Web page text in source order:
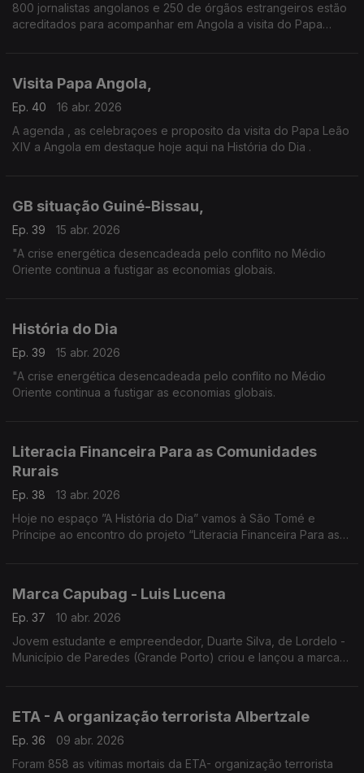
800 jornalistas angolanos e 250 de órgãos estrangeiros estão
acreditados para acompanhar em Angola a visita do Papa
Visita Papa Angola,
Ep. 40
16 abr. 2026
A agenda , as celebraçoes e proposito da visita do Papa Leão
XIV a Angola em destaque hoje aqui na História do Dia .
GB situação Guiné-Bissau,
Ep. 39
15 abr. 2026
"A crise energética desencadeada pelo conflito no Médio
Oriente continua a fustigar as economias globais.
História do Dia
Ep. 39
15 abr. 2026
"A crise energética desencadeada pelo conflito no Médio
Oriente continua a fustigar as economias globais.
Literacia Financeira Para as Comunidades
Rurais
Ep. 38
13 abr. 2026
Hoje no espaço ”A História do Dia” vamos à São Tomé e
Príncipe ao encontro do projeto “Literacia Financeira Para as
Marca Capubag - Luis Lucena
Ep. 37
10 abr. 2026
Jovem estudante e empreendedor, Duarte Silva, de Lordelo -
Município de Paredes (Grande Porto) criou e lançou a marca
ETA - A organização terrorista Albertzale
Ep. 36
09 abr. 2026
Foram 858 as vitimas mortais da ETA- organização terrorista